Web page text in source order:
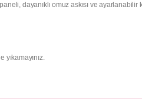
dayanıklı omuz askısı ve